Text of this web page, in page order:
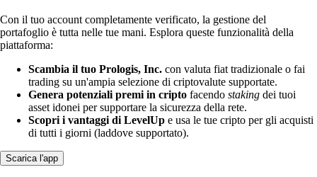
Con il tuo account completamente verificato, la gestione del
portafoglio è tutta nelle tue mani. Esplora queste funzionalità della
piattaforma:
Scambia il tuo Prologis, Inc. con valuta fiat tradizionale o fai
trading su un'ampia selezione di criptovalute supportate.
Genera potenziali premi in cripto facendo staking dei tuoi
asset idonei per supportare la sicurezza della rete.
Scopri i vantaggi di LevelUp e usa le tue cripto per gli acquisti
di tutti i giorni (laddove supportato).
Scarica l'app